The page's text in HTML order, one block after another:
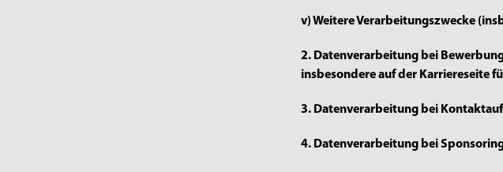
v) Weitere Verarbeitungszwecke
2. Datenverarbeitung bei
insbesondere auf der Karriereseite
3. Datenverarbeitung bei
4. Datenverarbeitung bei